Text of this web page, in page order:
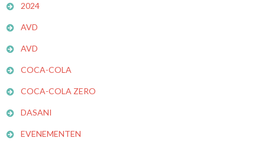
2024
AVD
AVD
COCA-COLA
COCA-COLA ZERO
DASANI
EVENEMENTEN